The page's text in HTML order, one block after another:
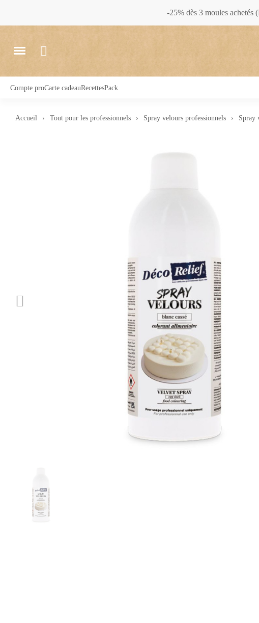
-25% dès 3 moules achetés
Compte proCarte cadeauRecettesPack
Accueil Tout pour les professionnels Spray velours professionnels Spray